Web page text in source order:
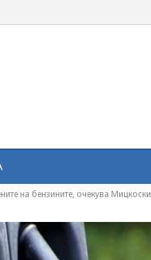
на бензините, очекува Мицкоски